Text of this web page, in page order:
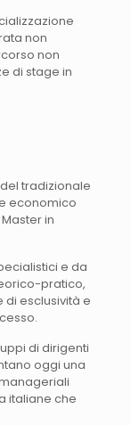
non
non
di stage in
tradizionale
economico
in
e da
pratico,
di esclusività e
di dirigenti
oggi una
italiane che